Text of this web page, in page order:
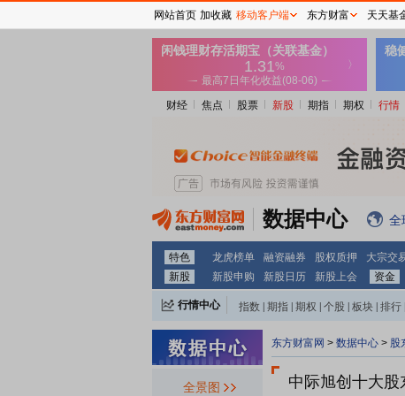
财经 焦点 股票 新股 期指 期权 行情
数据中心 全
特色 龙虎榜单 融资融券 股权质押 大宗交
新股
新股申购 新股日历 新股上会 资金
行情中心 指数 期指 期权 个股 板块 排行
全景图
东方财富网 > 数据中心 > 股
中际旭创十大股
网站首页 加收藏 移动客户端 东方财富 天天基